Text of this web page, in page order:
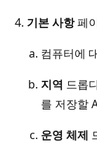
기본 사항페
컴퓨터에
지역 드롭
를 저장할
운영 체제